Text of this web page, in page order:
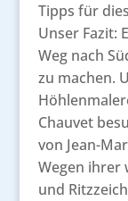
Tipps für
Unser Fazit:
Weg nach
zu machen.
Chauvet
von Jean-
Wegen ihrer
und